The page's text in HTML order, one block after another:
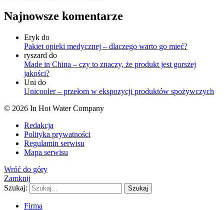
Najnowsze komentarze
Eryk do
Pakiet opieki medycznej – dlaczego warto go mieć?
ryszard do
Made in China – czy to znaczy, że produkt jest gorszej
jakości?
Uni do
Unicooler – przełom w ekspozycji produktów spożywczych
© 2026 In Hot Water Company
Redakcja
Polityka prywatności
Regulamin serwisu
Mapa serwisu
Wróć do góry
Zamknij
Szukaj:
Szukaj
Firma